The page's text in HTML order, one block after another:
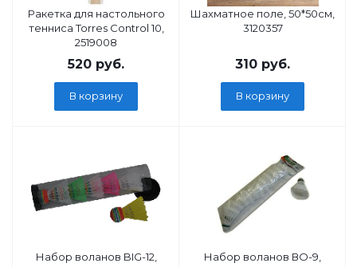
Ракетка для настольного
тенниса Torres Control 10,
2519008
520 руб.
В корзину
Шахматное поле, 50*50см,
3120357
310 руб.
В корзину
Набор воланов BIG-12,
Набор воланов ВО-9,